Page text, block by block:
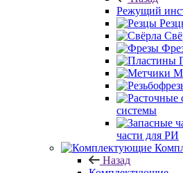
Режущий
системы
части для РИ
Назад